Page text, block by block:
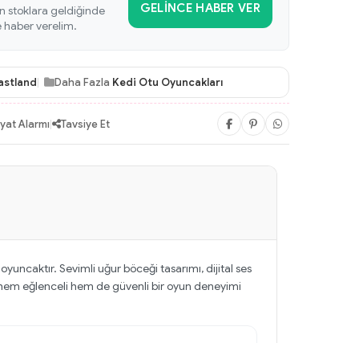
stoklara geldiğinde
haber verelim.
GELINCE HABER VER
Daha Fazla Kedi Otu Oyuncakları
Alarmı| Tavsiye Et
Sevimli uğur böceği tasarımı, dijital ses
eğlenceli hem de güvenli bir oyun deneyimi